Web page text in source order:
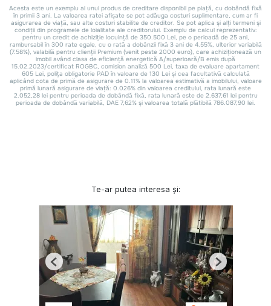
Te-ar putea interesa și:
Previous Next